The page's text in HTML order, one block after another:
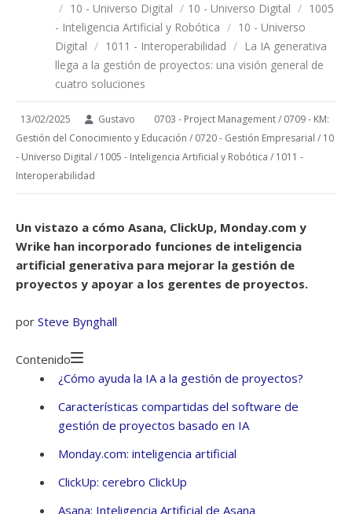
/ 10 - Universo Digital / 10 - Universo Digital / 1005
- Inteligencia Artificial y Robótica / 10 - Universo
Digital / 1011 - Interoperabilidad / La IA generativa
llega a la gestión de proyectos: una visión general de
cuatro soluciones
13/02/2025 Gustavo 0703 - Project Management/ 0709 - KM:
Gestión del Conocimiento y Educación / 0720 - Gestión Empresarial / 10
- Universo Digital / 1005 - Inteligencia Artificial y Robótica / 1011 -
Interoperabilidad
Un vistazo a cómo Asana, ClickUp, Monday.com y
Wrike han incorporado funciones de inteligencia
artificial generativa para mejorar la gestión de
proyectos y apoyar a los gerentes de proyectos.
por Steve Bynghall
Contenido
¿Cómo ayuda la IA a la gestión de proyectos?
Características compartidas del software de
gestión de proyectos basado en IA
Monday.com: inteligencia artificial
ClickUp: cerebro ClickUp
Asana: Inteligencia Artificial de Asana